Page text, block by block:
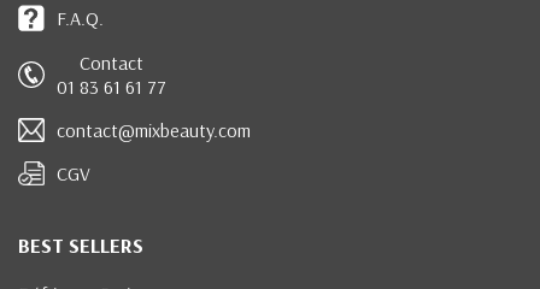
F.A.Q.
Contact
01 83 61 61 77
contact@mixbeauty.com
CGV
BEST SELLERS